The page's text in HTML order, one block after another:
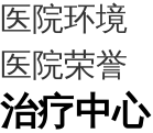
医院环境
医院荣誉
治疗中心